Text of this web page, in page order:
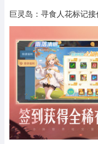
巨灵岛‌：寻食人花标记